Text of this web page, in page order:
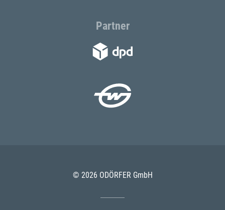
Partner
© 2026 ODÖRFER GmbH